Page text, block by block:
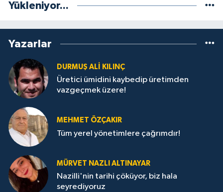
Yükleniyor...
Yazarlar
DURMUŞ ALI KILINÇ
Üretici ümidini kaybedip üretimden
vazgeçmek üzere!
MEHMET ÖZÇAKIR
Tüm yerel yönetimlere çağrımdır!
MÜRVET NAZLI ALTINAYAR
Nazilli'nin tarihi çöküyor, biz hala
seyrediyoruz